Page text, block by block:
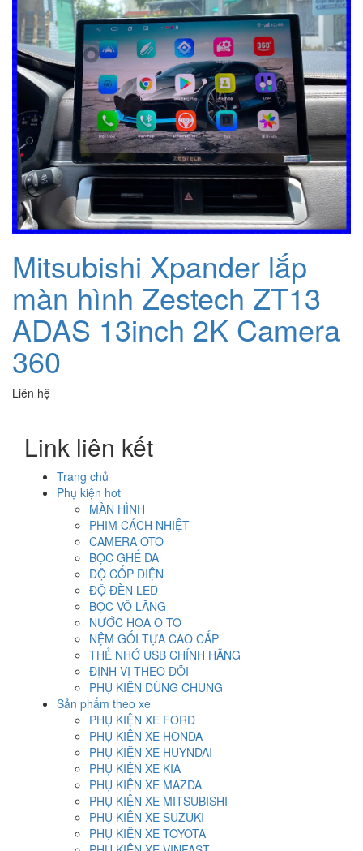
Mitsubishi Xpander lắp
màn hình Zestech ZT13
ADAS 13inch 2K Camera
360
Liên hệ
Link liên kết
Trang chủ
Phụ kiện hot
MÀN HÌNH
PHIM CÁCH NHIỆT
CAMERA OTO
BỌC GHẾ DA
ĐỘ CỐP ĐIỆN
ĐỘ ĐÈN LED
BỌC VÔ LĂNG
NƯỚC HOA Ô TÔ
NỆM GỐI TỰA CAO CẤP
THẺ NHỚ USB CHÍNH HÃNG
ĐỊNH VỊ THEO DÕI
PHỤ KIỆN DÙNG CHUNG
Sản phẩm theo xe
PHỤ KIỆN XE FORD
PHỤ KIỆN XE HONDA
PHỤ KIỆN XE HUYNDAI
PHỤ KIỆN XE KIA
PHỤ KIỆN XE MAZDA
PHỤ KIỆN XE MITSUBISHI
PHỤ KIỆN XE SUZUKI
PHỤ KIỆN XE TOYOTA